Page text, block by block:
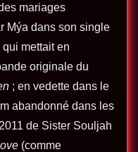
mariages
Mýa dans son single
mettait en
originale du
; en vedette dans le
abandonné dans les
de Sister Souljah
(comme